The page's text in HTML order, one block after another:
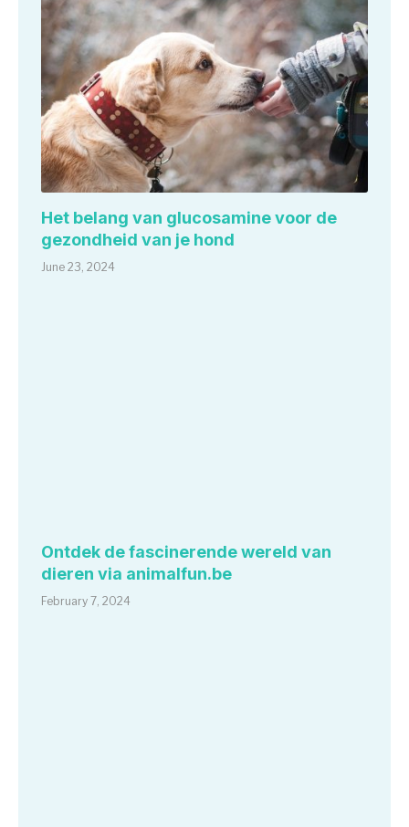
Het belang van glucosamine voor de
gezondheid van je hond
June 23, 2024
Ontdek de fascinerende wereld van
dieren via animalfun.be
February 7, 2024